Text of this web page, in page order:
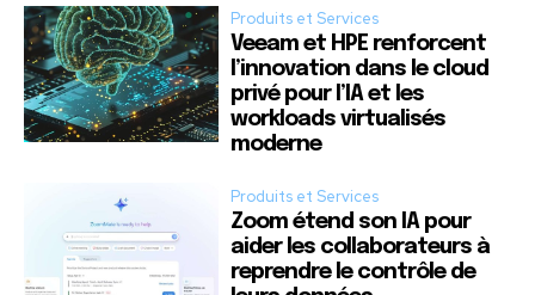
Produits et Services
Veeam et HPE renforcent
l’innovation dans le cloud
privé pour l’IA et les
workloads virtualisés
moderne
Produits et Services
Zoom étend son IA pour
aider les collaborateurs à
reprendre le contrôle de